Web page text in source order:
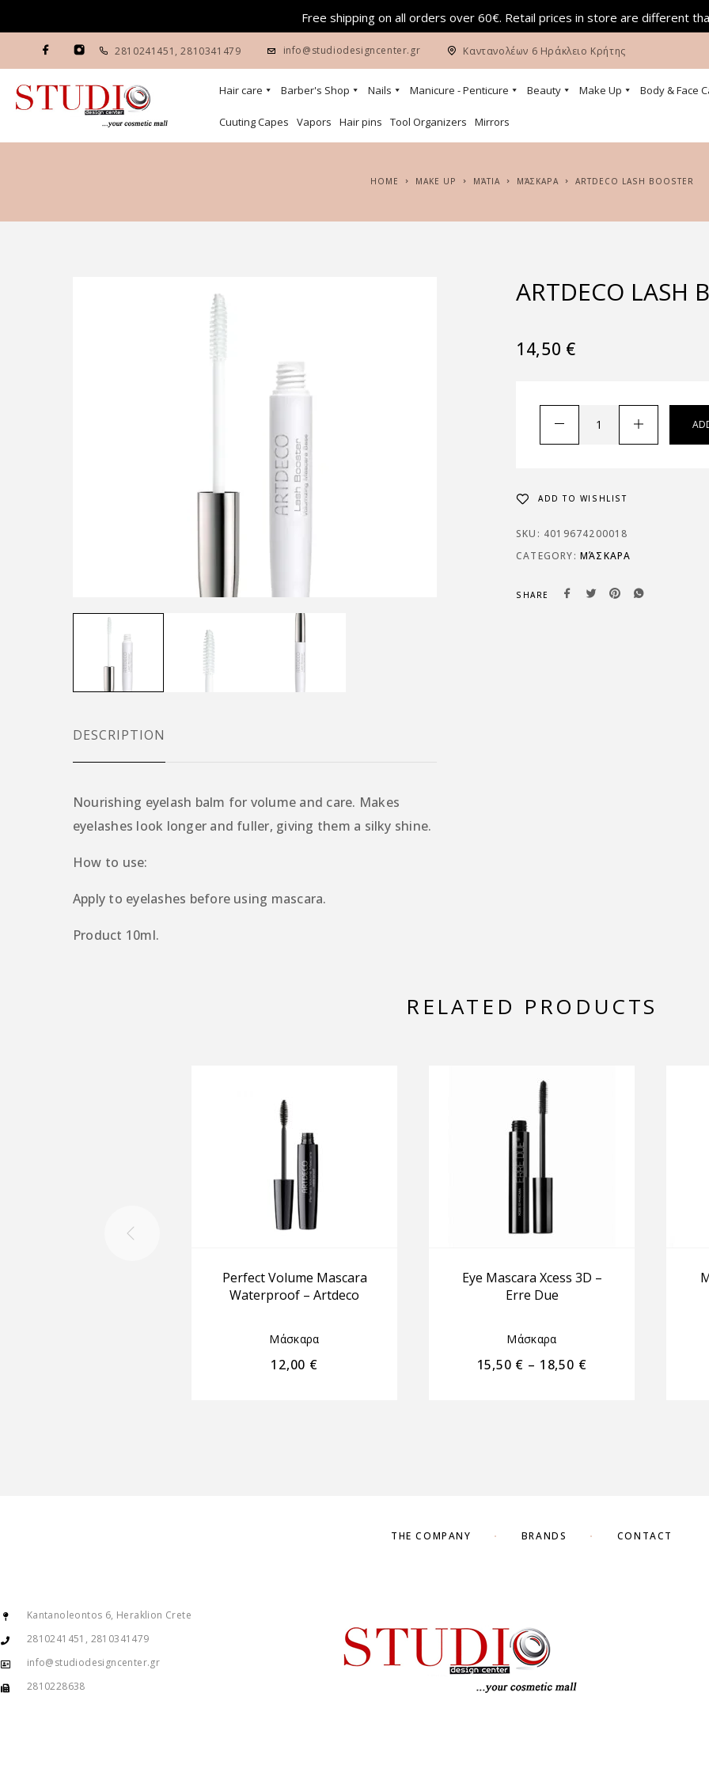
Free shipping on all orders over 60€. Retail prices in store are different
2810241451 , 2810341479 info@studiodesigncenter.gr Καντανολέων 6 Ηράκλειο Κρήτης
Hair care Barber's Shop Nails Manicure - Penticure Beauty Make Up Body & Face
Cuuting Capes Vapors Hair pins Tool Organizers Mirrors
HOME MAKE UP ΜΆΤΙΑ ΜΆΣΚΑΡΑ ARTDECO LASH BOOSTER
DESCRIPTION
Nourishing eyelash balm for volume and care. Makes
eyelashes look longer and fuller, giving them a silky shine.
How to use:
Apply to eyelashes before using mascara.
Product 10ml.
ARTDECO LASH
14,50 €
ADD TO WISHLIST
SKU: 4019674200018
CATEGORY: ΜΆΣΚΑΡΑ
SHARE
RELATED PRODUCTS
Perfect Volume Mascara
Waterproof – Artdeco
Μάσκαρα
12,00 €
Eye Mascara Xcess 3D –
Erre Due
Μάσκαρα
15,50 € – 18,50 €
THE COMPANY BRANDS CONTACT
Kantanoleontos 6, Heraklion Crete
2810241451, 2810341479
info@studiodesigncenter.gr
2810228638